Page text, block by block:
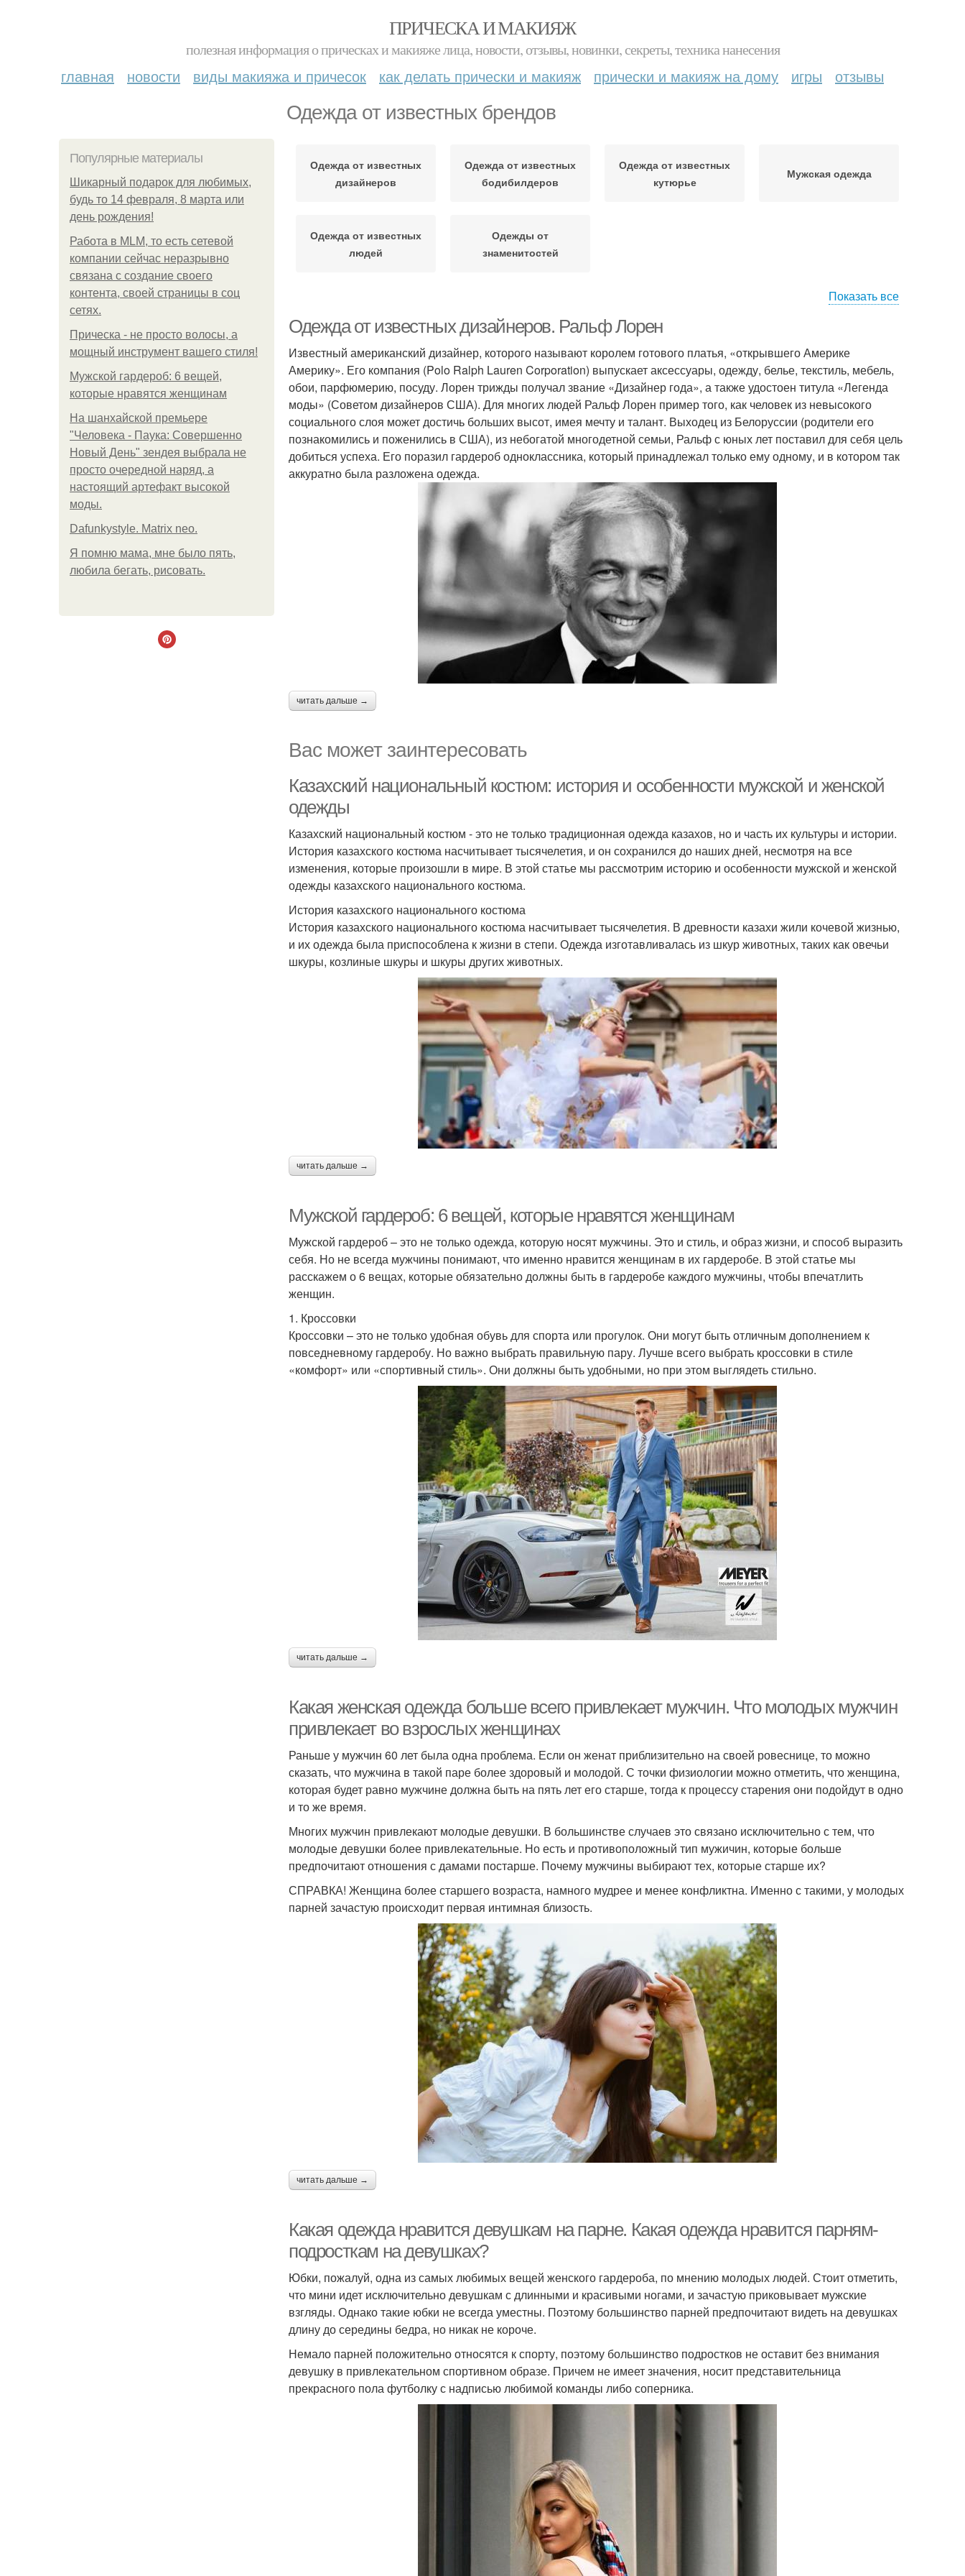
ПРИЧЕСКА И МАКИЯЖ
полезная информация о прическах и макияже лица, новости, отзывы, новинки, секреты, техника нанесения
главная новости виды макияжа и причесок как делать прически и макияж прически и макияж на дому игры отзывы
Одежда от известных брендов
Популярные материалы
Шикарный подарок для любимых,
будь то 14 февраля, 8 марта или
день рождения!
Работа в MLM, то есть сетевой
компании сейчас неразрывно
связана с создание своего
контента, своей страницы в соц
сетях.
Прическа - не просто волосы, а
мощный инструмент вашего стиля!
Мужской гардероб: 6 вещей,
которые нравятся женщинам
На шанхайской премьере
"Человека - Паука: Совершенно
Новый День" зендея выбрала не
просто очередной наряд, а
настоящий артефакт высокой
моды.
Dafunkystyle. Matrix neo.
Я помню мама, мне было пять,
любила бегать, рисовать.
Одежда от известных
дизайнеров
Одежда от известных
бодибилдеров
Одежда от известных
кутюрье
Мужская одежда
Одежда от известных
людей
Одежды от
знаменитостей
Показать все
Одежда от известных дизайнеров. Ральф Лорен
Известный американский дизайнер, которого называют королем готового платья, «открывшего Америке
Америку». Его компания (Polo Ralph Lauren Corporation) выпускает аксессуары, одежду, белье, текстиль, мебель,
обои, парфюмерию, посуду. Лорен трижды получал звание «Дизайнер года», а также удостоен титула «Легенда
моды» (Советом дизайнеров США). Для многих людей Ральф Лорен пример того, как человек из невысокого
социального слоя может достичь больших высот, имея мечту и талант. Выходец из Белоруссии (родители его
познакомились и поженились в США), из небогатой многодетной семьи, Ральф с юных лет поставил для себя цель
добиться успеха. Его поразил гардероб одноклассника, который принадлежал только ему одному, и в котором так
аккуратно была разложена одежда.
читать дальше →
Вас может заинтересовать
Казахский национальный костюм: история и особенности мужской и женской
одежды
Казахский национальный костюм - это не только традиционная одежда казахов, но и часть их культуры и истории.
История казахского костюма насчитывает тысячелетия, и он сохранился до наших дней, несмотря на все
изменения, которые произошли в мире. В этой статье мы рассмотрим историю и особенности мужской и женской
одежды казахского национального костюма.
История казахского национального костюма
История казахского национального костюма насчитывает тысячелетия. В древности казахи жили кочевой жизнью,
и их одежда была приспособлена к жизни в степи. Одежда изготавливалась из шкур животных, таких как овечьи
шкуры, козлиные шкуры и шкуры других животных.
читать дальше →
Мужской гардероб: 6 вещей, которые нравятся женщинам
Мужской гардероб – это не только одежда, которую носят мужчины. Это и стиль, и образ жизни, и способ выразить
себя. Но не всегда мужчины понимают, что именно нравится женщинам в их гардеробе. В этой статье мы
расскажем о 6 вещах, которые обязательно должны быть в гардеробе каждого мужчины, чтобы впечатлить
женщин.
1. Кроссовки
Кроссовки – это не только удобная обувь для спорта или прогулок. Они могут быть отличным дополнением к
повседневному гардеробу. Но важно выбрать правильную пару. Лучше всего выбрать кроссовки в стиле
«комфорт» или «спортивный стиль». Они должны быть удобными, но при этом выглядеть стильно.
читать дальше →
Какая женская одежда больше всего привлекает мужчин. Что молодых мужчин
привлекает во взрослых женщинах
Раньше у мужчин 60 лет была одна проблема. Если он женат приблизительно на своей ровеснице, то можно
сказать, что мужчина в такой паре более здоровый и молодой. С точки физиологии можно отметить, что женщина,
которая будет равно мужчине должна быть на пять лет его старше, тогда к процессу старения они подойдут в одно
и то же время.
Многих мужчин привлекают молодые девушки. В большинстве случаев это связано исключительно с тем, что
молодые девушки более привлекательные. Но есть и противоположный тип мужичин, которые больше
предпочитают отношения с дамами постарше. Почему мужчины выбирают тех, которые старше их?
СПРАВКА! Женщина более старшего возраста, намного мудрее и менее конфликтна. Именно с такими, у молодых
парней зачастую происходит первая интимная близость.
читать дальше →
Какая одежда нравится девушкам на парне. Какая одежда нравится парням-
подросткам на девушках?
Юбки, пожалуй, одна из самых любимых вещей женского гардероба, по мнению молодых людей. Стоит отметить,
что мини идет исключительно девушкам с длинными и красивыми ногами, и зачастую приковывает мужские
взгляды. Однако такие юбки не всегда уместны. Поэтому большинство парней предпочитают видеть на девушках
длину до середины бедра, но никак не короче.
Немало парней положительно относятся к спорту, поэтому большинство подростков не оставит без внимания
девушку в привлекательном спортивном образе. Причем не имеет значения, носит представительница
прекрасного пола футболку с надписью любимой команды либо соперника.